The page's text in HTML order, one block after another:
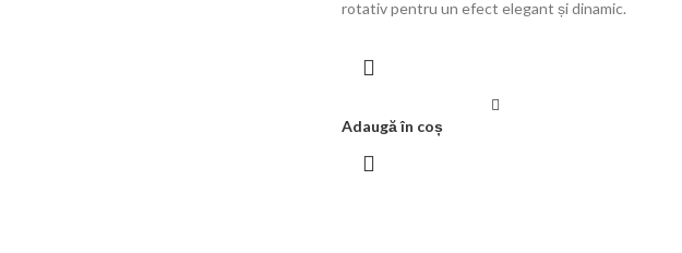
rotativ pentru un efect elegant și dinamic.
Adaugă în coș